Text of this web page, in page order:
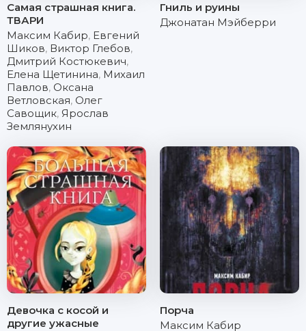
Самая страшная книга.
ТВАРИ
Максим Кабир, Евгений
Шиков, Виктор Глебов,
Дмитрий Костюкевич,
Елена Щетинина, Михаил
Павлов, Оксана
Ветловская, Олег
Савощик, Ярослав
Землянухин
Гниль и руины
Джонатан Мэйберри
Девочка с косой и
другие ужасные
Порча
Максим Кабир